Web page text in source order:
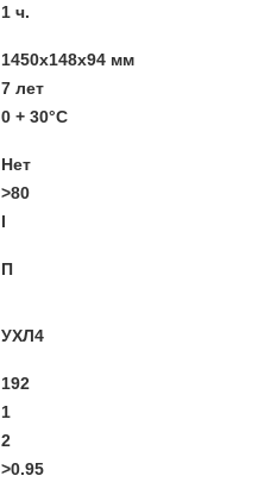
1 ч.
1450х148х94 мм
7 лет
0 + 30°C
Нет
>80
I
П
УХЛ4
192
1
2
>0.95